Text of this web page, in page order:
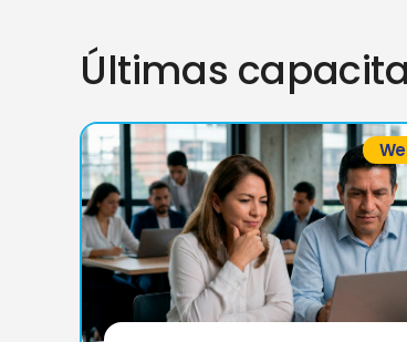
Últimas